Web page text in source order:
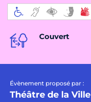
Couvert
Évènement proposé par :
Théâtre de la Ville